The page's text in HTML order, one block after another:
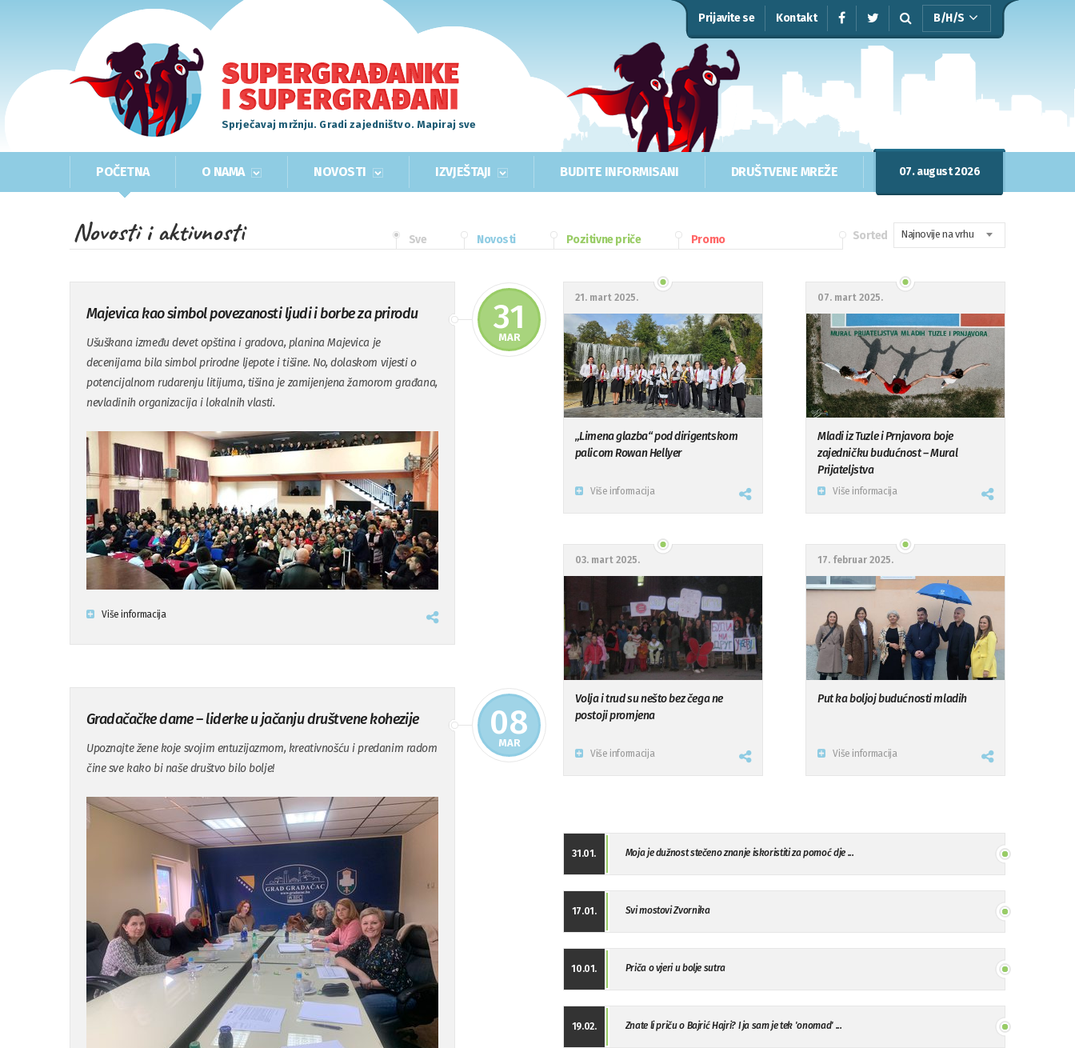
Prijavite se Kontakt B/H/S
Sprječavaj mržnju. Gradi zajedništvo. Mapiraj sve
POČETNA O NAMA NOVOSTI IZVJEŠTAJI BUDITE INFORMISANI DRUŠTVENE MREŽE 07. august 2026
Novosti i aktivnosti Sve Novosti Pozitivne priče Promo Sorted Najnovije na vrhu
Majevica kao simbol povezanosti ljudi i borbe za prirodu
Ušuškana između devet opština i gradova, planina Majevica je
decenijama bila simbol prirodne ljepote i tišine. No, dolaskom vijesti o
potencijalnom rudarenju litijuma, tišina je zamijenjena žamorom građana,
nevladinih organizacija i lokalnih vlasti.
Više informacija
31
MAR
Gradačačke dame – liderke u jačanju društvene kohezije
Upoznajte žene koje svojim entuzijazmom, kreativnošću i predanim radom
čine sve kako bi naše društvo bilo bolje!
08
MAR
21. mart 2025.
„Limena glazba“ pod dirigentskom
palicom Rowan Hellyer
Više informacija
07. mart 2025.
Mladi iz Tuzle i Prnjavora boje
zajedničku budućnost – Mural
Prijateljstva
Više informacija
03. mart 2025.
Volja i trud su nešto bez čega ne
postoji promjena
Više informacija
17. februar 2025.
Put ka boljoj budućnosti mladih
Više informacija
31.01. Moja je dužnost stečeno znanje iskoristiti za pomoć dje ...
17.01. Svi mostovi Zvornika
10.01. Priča o vjeri u bolje sutra
19.02. Znate li priču o Bajrić Hajri? I ja sam je tek 'onomad' ...